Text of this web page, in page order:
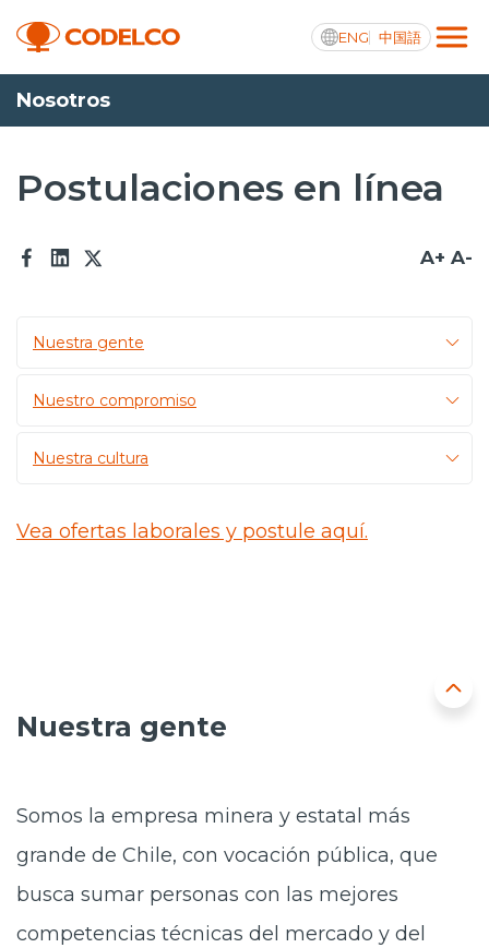
ENG 中国語
Transparencia activa
Proyectos
Inversionistas
Acceso trabajadores/as
Nosotros
Postulaciones en línea
A+ A-
Nuestra gente
Nuestro compromiso
Nuestra cultura
Vea ofertas laborales y postule aquí.
Nuestra gente
Somos la empresa minera y estatal más
grande de Chile, con vocación pública, que
busca sumar personas con las mejores
competencias técnicas del mercado y del